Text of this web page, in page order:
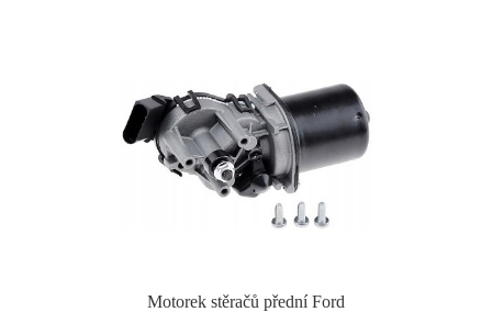
Motorek stěračů přední Ford